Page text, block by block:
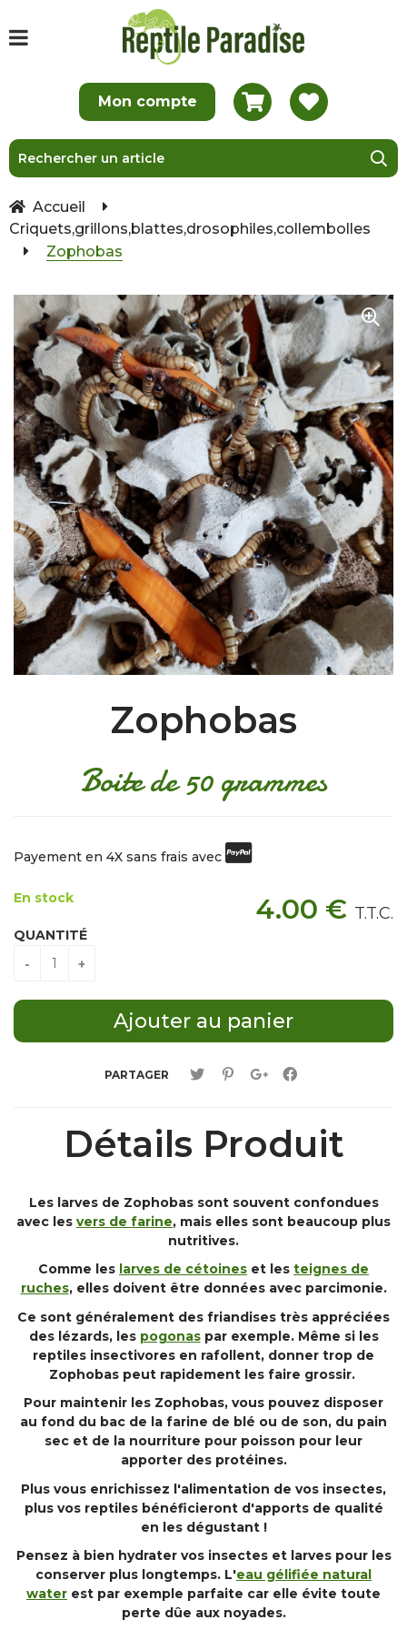
Accueil
Criquets,grillons,blattes,drosophiles,collembolles
Zophobas
Zophobas
Boite de 50 grammes
Payement en 4X sans frais avec
4.00 € T.T.C.
En stock
QUANTITÉ
PARTAGER
Détails Produit
Les larves de Zophobas sont souvent confondues
avec les vers de farine, mais elles sont beaucoup plus
nutritives.
Comme les larves de cétoines et les teignes de
ruches, elles doivent être données avec parcimonie.
Ce sont généralement des friandises très appréciées
des lézards, les pogonaspar exemple. Même si les
reptiles insectivores en rafollent, donner trop de
Zophobas peut rapidement les faire grossir.
Pour maintenir les Zophobas, vous pouvez disposer
au fond du bac de la farine de blé ou de son, du pain
sec et de la nourriture pour poisson pour leur
apporter des protéines.
Plus vous enrichissez l'alimentation de vos insectes,
plus vos reptiles bénéficieront d'apports de qualité
en les dégustant !
Pensez à bien hydrater vos insectes et larves pour les
conserver plus longtemps. L'eau gélifiée natural
water est par exemple parfaite car elle évite toute
perte dûe aux noyades.